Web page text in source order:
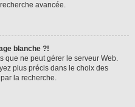
avancée.
blanche ?!
que ne peut gérer le serveur Web.
plus précis dans le choix des
la recherche.